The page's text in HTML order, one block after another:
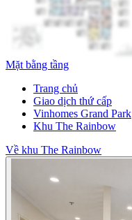
Mặt bằng tầng
Trang chủ
Giao dịch thứ cấp
Vinhomes Grand Park
Khu The Rainbow
Về khu The Rainbow